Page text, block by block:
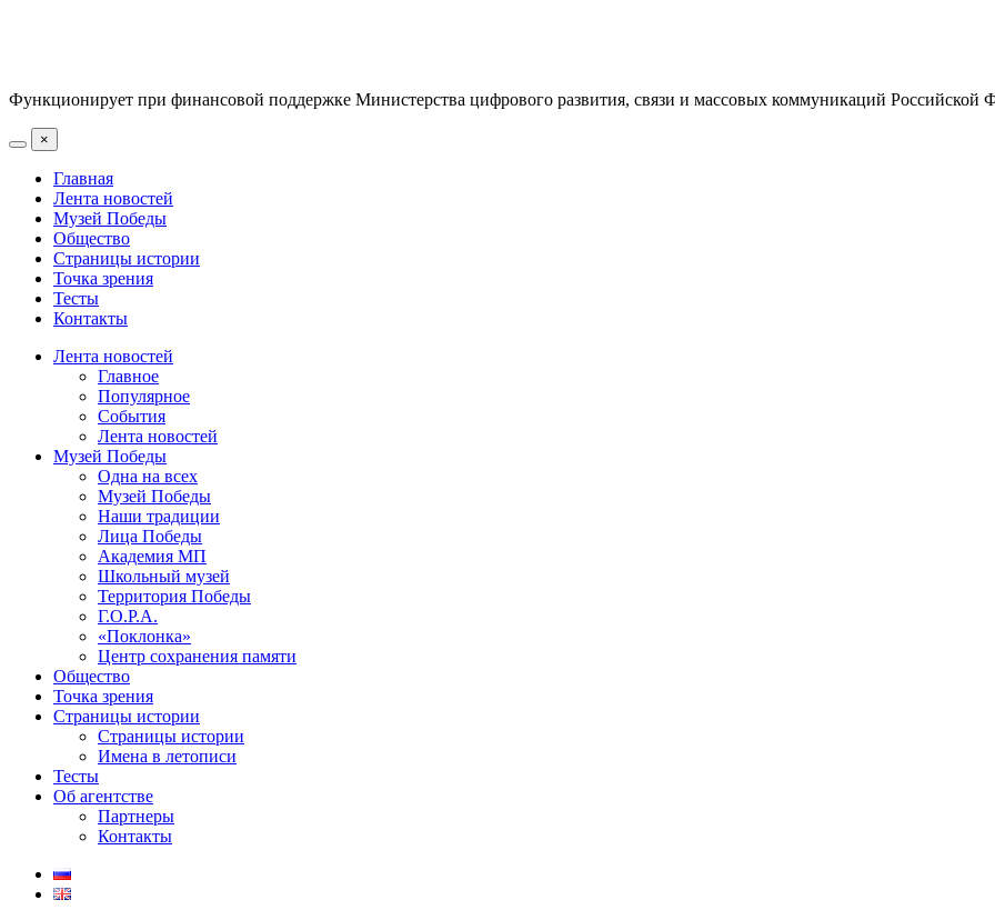
Функционирует при финансовой поддержке Министерства цифрового развития, связи и массовых коммуникаций Российской
×
Главная
Лента новостей
Музей Победы
Общество
Страницы истории
Точка зрения
Тесты
Контакты
Лента новостей
Главное
Популярное
События
Лента новостей
Музей Победы
Одна на всех
Музей Победы
Наши традиции
Лица Победы
Академия МП
Школьный музей
Территория Победы
Г.О.Р.А.
«Поклонка»
Центр сохранения памяти
Общество
Точка зрения
Страницы истории
Страницы истории
Имена в летописи
Тесты
Об агентстве
Партнеры
Контакты